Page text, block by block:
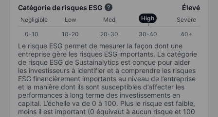
Catégorie de risques ESG Élevé
Negligible Low Med High
Severe
0-10
10-20 20-30 30-40 40+
Le risque ESG permet de mesurer la façon dont une
entreprise gère les risques ESG importants. La catégorie
de risque ESG de Sustainalytics est conçue pour aider
les investisseurs à identifier et à comprendre les risques
ESG financièrement importants au niveau de l’entreprise
et la manière dont ils sont susceptibles d’affecter les
performances à long terme des investissements en
capital. L’échelle va de 0 à 100. Plus le risque est faible,
moins il est important (0 équivaut à aucun risque et 100